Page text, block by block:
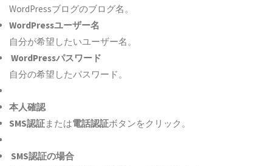
WordPressブログのブログ名。
WordPressユーザー名
自分が希望したいユーザー名。
WordPressパスワード
自分の希望したパスワード。
本人確認
SMS認証または電話認証ボタンをクリック。
SMS認証の場合